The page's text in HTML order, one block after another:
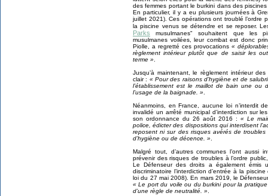
des femmes portant le burkini dans des
En particulier, il y a eu plusieurs journées à
juillet 2021). Ces opérations ont troublé l’ordre
la piscine venus se détendre et se reposer.
Parks musulmanes" souhaitent que les
musulmanes voilées, leur combat est donc
Piolle, a regretté ces provocations «
règlement intérieur plutôt que de saisir les
terme ».
Jusqu’à maintenant, le règlement intérieur
clair : « Pour des raisons d’hygiène et de
l’établissement est le maillot de bain une ou
l’usage de la baignade. ».
Néanmoins, en France, aucune loi n’interdit
invalidé un arrêté municipal d’interdiction sur
son ordonnance du 26 août 2016 : « Le
police, édicter des dispositions qui interdisent
reposent ni sur des risques avérés de
d’hygiène ou de décence. ».
Malgré tout, d’autres communes l’ont
prévenir des risques de troubles à l’ordre
Le Défenseur des droits a également émis
discriminatoire l’interdiction d’entrée à la
loi du 27 mai 2008). En mars 2019, le
« Le port du voile ou du burkini pour la
d’une règle de neutralité. ».